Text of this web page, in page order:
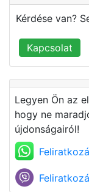
Kérdése van?
Kapcsolat
Legyen Ön az
hogy ne
újdonságairól!